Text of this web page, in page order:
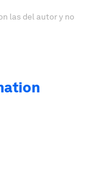
las del autor y no